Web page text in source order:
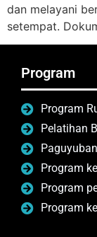
dan melayani
setempat.
Program
Program
Pelatihan
Program
Program
Program